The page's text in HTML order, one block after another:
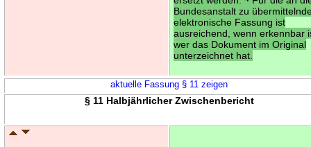
Bundesanstalt zu
elektronische Fassung ist
ausreichend, wenn erkennbar
wer das Dokument im Original
unterzeichnet hat.
aktuelle Fassung § 11 zeigen
§ 11 Halbjährlicher Zwischenbericht